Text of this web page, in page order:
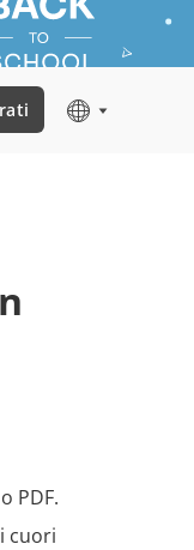
PDF.
cuori